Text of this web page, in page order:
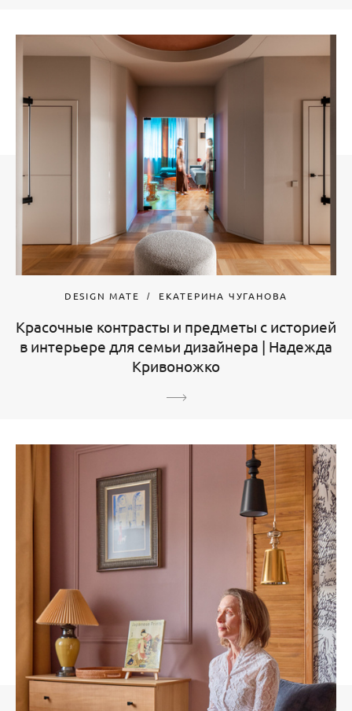
DESIGN MATE ЕКАТЕРИНА ЧУГАНОВА
Красочные контрасты и предметы с историей
в интерьере для семьи дизайнера | Надежда
Кривоножко